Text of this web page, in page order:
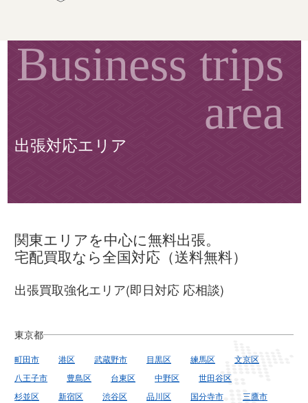
出張対応エリア
関東エリアを中心に無料出張。
宅配買取なら全国対応（送料無料）
出張買取強化エリア(即日対応 応相談)
東京都
町田市 港区 武蔵野市 目黒区 練馬区
文京区
八王子市
豊島区 台東区 中野区
世田谷区
杉並区
新宿区 渋谷区 品川区 国分寺市
三鷹市